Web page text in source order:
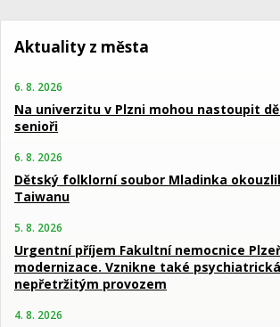
Aktuality z města
6. 8. 2026
Na univerzitu v Plzni mohou nastoupit
senioři
6. 8. 2026
Dětský folklorní soubor Mladinka
Taiwanu
5. 8. 2026
Urgentní příjem Fakultní nemocnice
modernizace. Vznikne také
nepřetržitým provozem
4. 8. 2026